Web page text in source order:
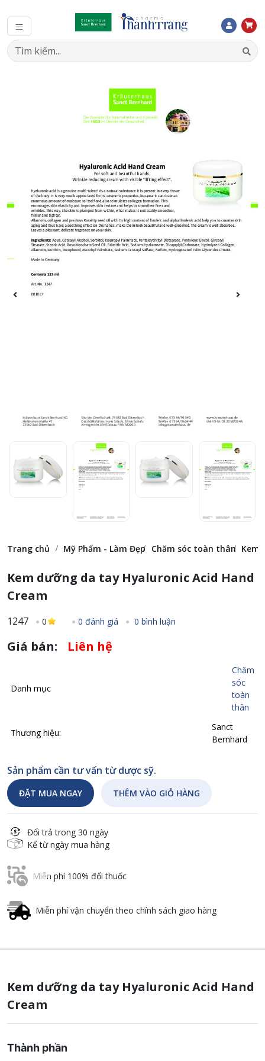
Trang chủ Mỹ Phẩm - Làm Đẹp Chăm sóc toàn thân Kem
Kem dưỡng da tay Hyaluronic Acid Hand
Cream
1247 0 0 đánh giá 0 bình luận
Giá bán: Liên hệ
Danh mục
Chăm
sóc
toàn
thân
Thương hiệu:
Sanct
Bernhard
Sản phẩm cần tư vấn từ dược sỹ.
ĐẶT MUA NGAY THÊM VÀO GIỎ HÀNG
Đổi trả trong 30 ngày
Kể từ ngày mua hàng
Miễn phí 100% đổi thuốc
Miễn phí vận chuyển theo chính sách giao hàng
Kem dưỡng da tay Hyaluronic Acid Hand
Cream
Thành phần